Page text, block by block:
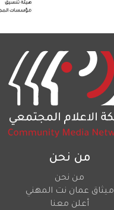
من نحن
من نحن
ميثاق عمان نت المهني
أعلن معنا